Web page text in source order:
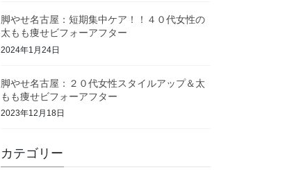
脚やせ名古屋：短期集中ケア！！４０代女性の
太もも痩せビフォーアフター
2024年1月24日
脚やせ名古屋：２０代女性スタイルアップ＆太
もも痩せビフォーアフター
2023年12月18日
カテゴリー